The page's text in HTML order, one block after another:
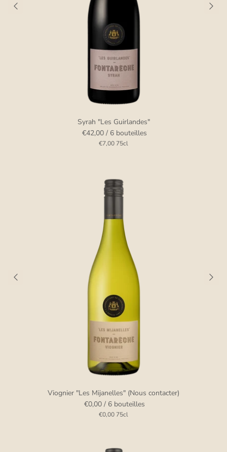
Syrah "Les Guirlandes"
€42,00 / 6 bouteilles
€7,00 75cl
Viognier "Les Mijanelles" (Nous contacter)
€0,00 / 6 bouteilles
€0,00 75cl